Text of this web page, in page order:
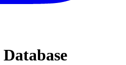
Database